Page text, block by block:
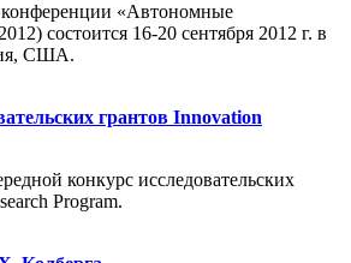
«Автономные
состоится 16-20 сентября 2012 г. в
США.
грантов Innovation
конкурс исследовательских
Program.